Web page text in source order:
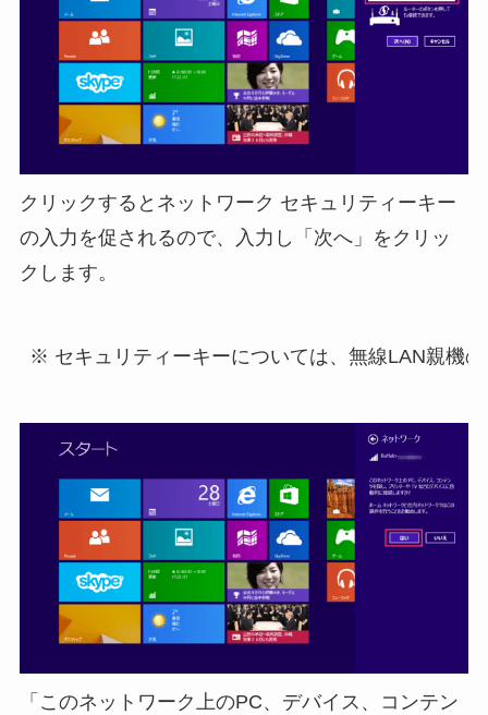
クリックするとネットワーク セキュリティーキー
の入力を促されるので、入力し「次へ」をクリッ
クします。
※ セキュリティーキーについては、無線LAN親機
「このネットワーク上のPC、デバイス、コンテン